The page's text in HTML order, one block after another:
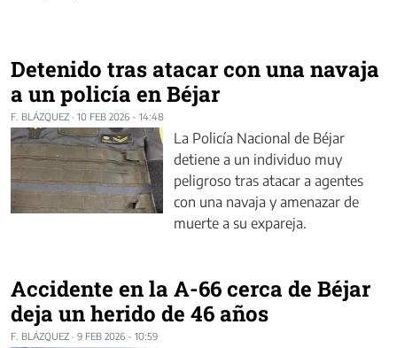
Detenido tras atacar con una navaja
a un policía en Béjar
F. BLÁZQUEZ · 10 FEB 2026 - 14:48
La Policía Nacional de Béjar
detiene a un individuo muy
peligroso tras atacar a agentes
con una navaja y amenazar de
muerte a su expareja.
Accidente en la A-66 cerca de Béjar
deja un herido de 46 años
F. BLÁZQUEZ · 9 FEB 2026 - 10:59